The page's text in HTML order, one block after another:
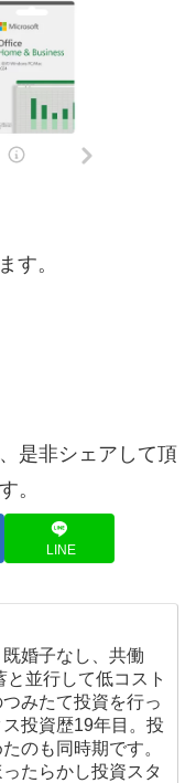
す。
是非シェアして頂
。
LINE
婚子なし、共働
並行して低コスト
みたて投資を行っ
投資歴19年目。投
のも同時期です。
たらかし投資スタ